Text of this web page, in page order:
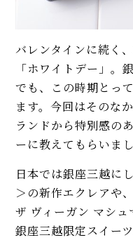
バレンタインに続く
「ホワイトデー」。
でも、この時期とっ
ます。今回はそのな
ランドから特別感の
ーに教えてもらいまし
日本では銀座三越に
＞の新作エクレアや
ザ ヴィーガン マシ
銀座三越限定スイー